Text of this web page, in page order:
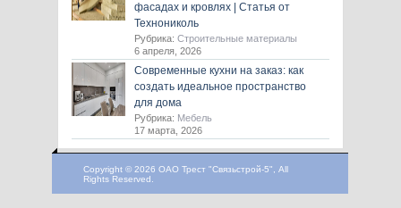
фасадах и кровлях | Статья от
Технониколь
Рубрика: Строительные материалы
6 апреля, 2026
Современные кухни на заказ: как
создать идеальное пространство
для дома
Рубрика: Мебель
17 марта, 2026
Copyright © 2026 ОАО Трест "Связьстрой-5", All
Rights Reserved.